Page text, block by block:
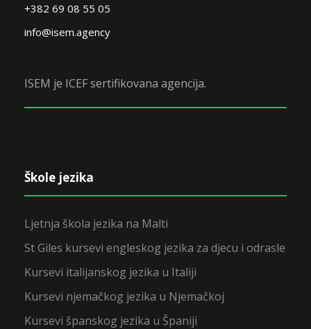
+382 69 08 55 05
info@isem.agency
ISEM je ICEF sertifikovana agencija.
Škole jezika
Ljetnja škola jezika na Malti
St Giles kursevi engleskog jezika za djecu i odrasle
Kursevi italijanskog jezika u Italiji
Kursevi njemačkog jezika u Njemačkoj
Kursevi španskog jezika u Španiji